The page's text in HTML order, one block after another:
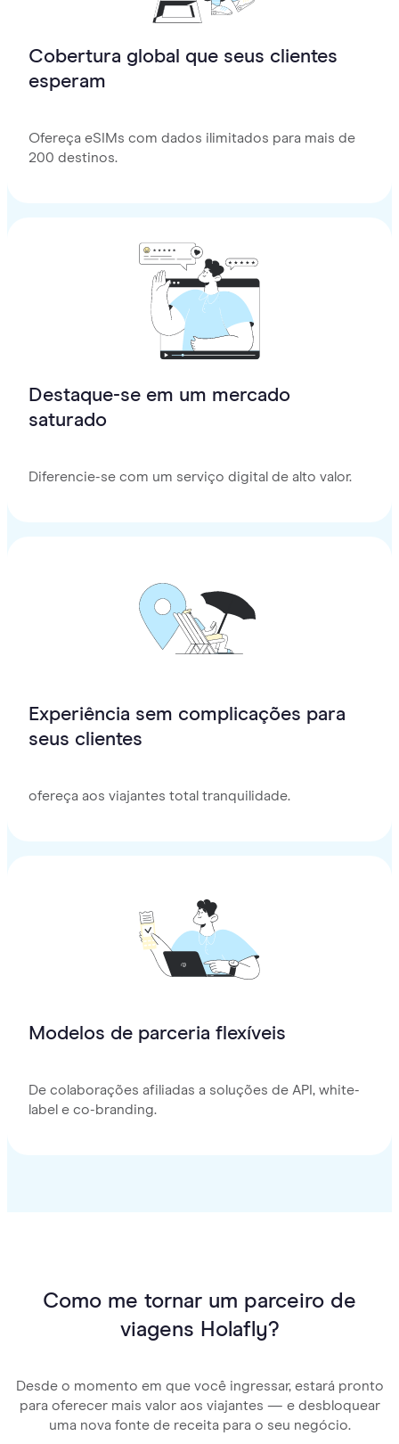
Cobertura global que seus clientes
esperam
Ofereça eSIMs com dados ilimitados para mais de
200 destinos.
Destaque-se em um mercado
saturado
Diferencie-se com um serviço digital de alto valor.
Experiência sem complicações para
seus clientes
ofereça aos viajantes total tranquilidade.
Modelos de parceria flexíveis
De colaborações afiliadas a soluções de API, white-
label e co-branding.
Como me tornar um parceiro de
viagens Holafly?
Desde o momento em que você ingressar, estará pronto
para oferecer mais valor aos viajantes — e desbloquear
uma nova fonte de receita para o seu negócio.